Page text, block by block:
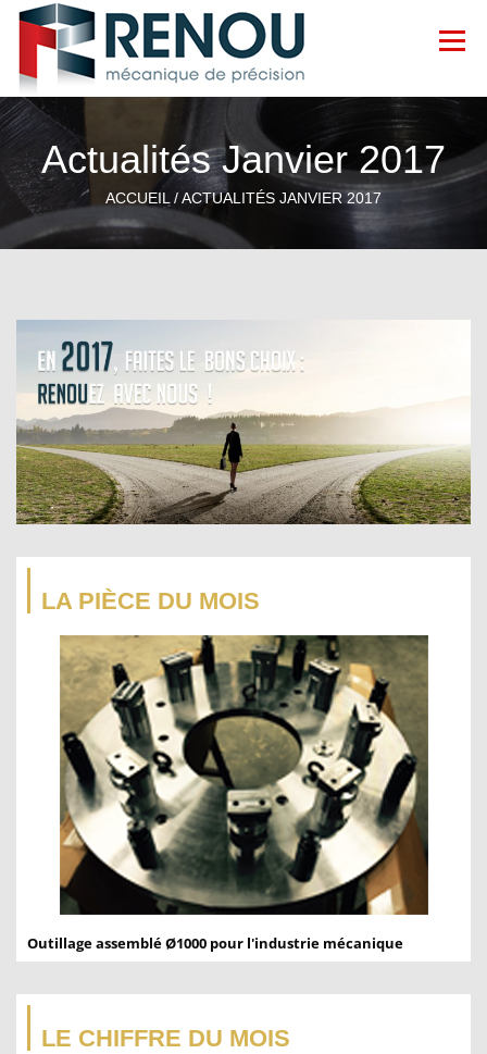
Menu
SAVOIR-FAIRE GALERIE
ACTUALITÉS CONTACT
Actualités Janvier 2017
ACCUEIL /ACTUALITÉS JANVIER 2017
LA PIÈCE DU MOIS
Outillage assemblé Ø1000 pour l'industrie mécanique
LE CHIFFRE DU MOIS